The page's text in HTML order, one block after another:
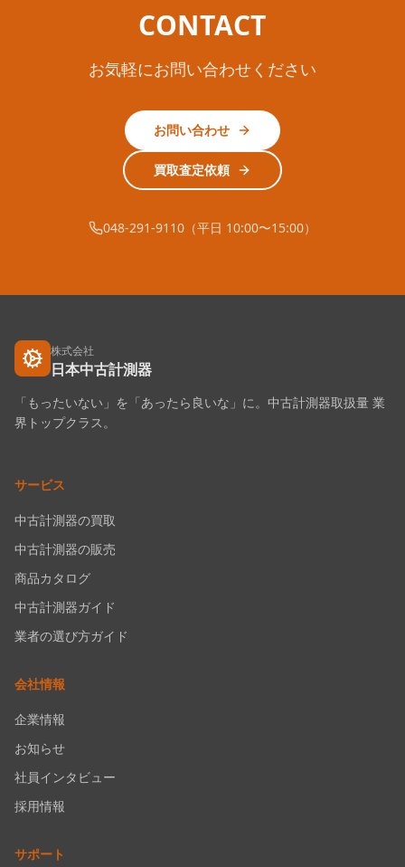
CONTACT
お気軽にお問い合わせください
お問い合わせ
買取査定依頼
048-291-9110（平日 10:00〜15:00）
株式会社
日本中古計測器
「もったいない」を「あったら良いな」に。中古計測器取扱量 業
界トップクラス。
サービス
中古計測器の買取
中古計測器の販売
商品カタログ
中古計測器ガイド
業者の選び方ガイド
会社情報
企業情報
お知らせ
社員インタビュー
採用情報
サポート